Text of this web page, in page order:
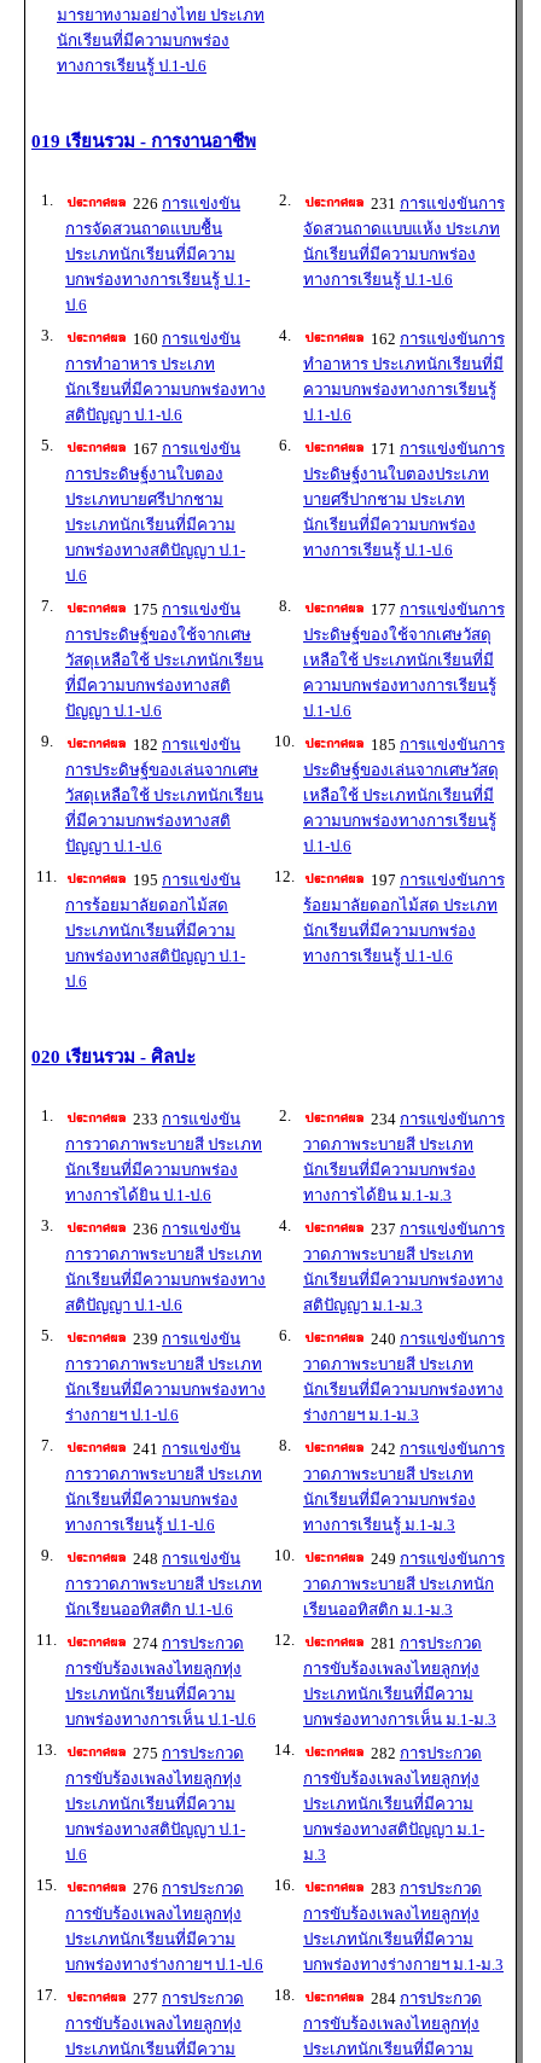
มารยาทงามอย่างไทย ประเภท
นักเรียนที่มีความบกพร่อง
ทางการเรียนรู้ ป.1-ป.6
019 เรียนรวม - การงานอาชีพ
1. 226 การแข่งขัน
การจัดสวนถาดแบบชื้น
ประเภทนักเรียนที่มีความ
บกพร่องทางการเรียนรู้ ป.1-
ป.6
2. 231 การแข่งขันการ
จัดสวนถาดแบบแห้ง ประเภท
นักเรียนที่มีความบกพร่อง
ทางการเรียนรู้ ป.1-ป.6
3. 160 การแข่งขัน
การทำอาหาร ประเภท
นักเรียนที่มีความบกพร่องทาง
สติปัญญา ป.1-ป.6
4. 162 การแข่งขันการ
ทำอาหาร ประเภทนักเรียนที่มี
ความบกพร่องทางการเรียนรู้
ป.1-ป.6
5.
167 การแข่งขัน
การประดิษฐ์งานใบตอง
ประเภทบายศรีปากชาม
ประเภทนักเรียนที่มีความ
บกพร่องทางสติปัญญา ป.1-
ป.6
6. 171 การแข่งขันการ
ประดิษฐ์งานใบตองประเภท
บายศรีปากชาม ประเภท
นักเรียนที่มีความบกพร่อง
ทางการเรียนรู้ ป.1-ป.6
7. 175 การแข่งขัน
การประดิษฐ์ของใช้จากเศษ
วัสดุเหลือใช้ ประเภทนักเรียน
ที่มีความบกพร่องทางสติ
ปัญญา ป.1-ป.6
8. 177 การแข่งขันการ
ประดิษฐ์ของใช้จากเศษวัสดุ
เหลือใช้ ประเภทนักเรียนที่มี
ความบกพร่องทางการเรียนรู้
ป.1-ป.6
9.
182 การแข่งขัน
การประดิษฐ์ของเล่นจากเศษ
วัสดุเหลือใช้ ประเภทนักเรียน
ที่มีความบกพร่องทางสติ
ปัญญา ป.1-ป.6
10. 185 การแข่งขันการ
ประดิษฐ์ของเล่นจากเศษวัสดุ
เหลือใช้ ประเภทนักเรียนที่มี
ความบกพร่องทางการเรียนรู้
ป.1-ป.6
11.
195 การแข่งขัน
การร้อยมาลัยดอกไม้สด
ประเภทนักเรียนที่มีความ
บกพร่องทางสติปัญญา ป.1-
ป.6
12. 197 การแข่งขันการ
ร้อยมาลัยดอกไม้สด ประเภท
นักเรียนที่มีความบกพร่อง
ทางการเรียนรู้ ป.1-ป.6
020 เรียนรวม - ศิลปะ
1. 233 การแข่งขัน
การวาดภาพระบายสี ประเภท
นักเรียนที่มีความบกพร่อง
ทางการได้ยิน ป.1-ป.6
2. 234 การแข่งขันการ
วาดภาพระบายสี ประเภท
นักเรียนที่มีความบกพร่อง
ทางการได้ยิน ม.1-ม.3
3.
236 การแข่งขัน
การวาดภาพระบายสี ประเภท
นักเรียนที่มีความบกพร่องทาง
สติปัญญา ป.1-ป.6
4. 237 การแข่งขันการ
วาดภาพระบายสี ประเภท
นักเรียนที่มีความบกพร่องทาง
สติปัญญา ม.1-ม.3
5.
239 การแข่งขัน
การวาดภาพระบายสี ประเภท
นักเรียนที่มีความบกพร่องทาง
ร่างกายฯ ป.1-ป.6
6. 240 การแข่งขันการ
วาดภาพระบายสี ประเภท
นักเรียนที่มีความบกพร่องทาง
ร่างกายฯ ม.1-ม.3
7.
241 การแข่งขัน
การวาดภาพระบายสี ประเภท
นักเรียนที่มีความบกพร่อง
ทางการเรียนรู้ ป.1-ป.6
8. 242 การแข่งขันการ
วาดภาพระบายสี ประเภท
นักเรียนที่มีความบกพร่อง
ทางการเรียนรู้ ม.1-ม.3
9.
248 การแข่งขัน
การวาดภาพระบายสี ประเภท
นักเรียนออทิสติก ป.1-ป.6
10. 249 การแข่งขันการ
วาดภาพระบายสี ประเภทนัก
เรียนออทิสติก ม.1-ม.3
11.
274 การประกวด
การขับร้องเพลงไทยลูกทุ่ง
ประเภทนักเรียนที่มีความ
บกพร่องทางการเห็น ป.1-ป.6
12. 281 การประกวด
การขับร้องเพลงไทยลูกทุ่ง
ประเภทนักเรียนที่มีความ
บกพร่องทางการเห็น ม.1-ม.3
13.
275 การประกวด
การขับร้องเพลงไทยลูกทุ่ง
ประเภทนักเรียนที่มีความ
บกพร่องทางสติปัญญา ป.1-
ป.6
14. 282 การประกวด
การขับร้องเพลงไทยลูกทุ่ง
ประเภทนักเรียนที่มีความ
บกพร่องทางสติปัญญา ม.1-
ม.3
15.
276 การประกวด
การขับร้องเพลงไทยลูกทุ่ง
ประเภทนักเรียนที่มีความ
บกพร่องทางร่างกายฯ ป.1-ป.6
16. 283 การประกวด
การขับร้องเพลงไทยลูกทุ่ง
ประเภทนักเรียนที่มีความ
บกพร่องทางร่างกายฯ ม.1-ม.3
17.
277 การประกวด
การขับร้องเพลงไทยลูกทุ่ง
ประเภทนักเรียนที่มีความ
18. 284 การประกวด
การขับร้องเพลงไทยลูกทุ่ง
ประเภทนักเรียนที่มีความ